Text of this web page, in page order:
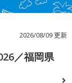
2026/08/09 更新
／福岡県